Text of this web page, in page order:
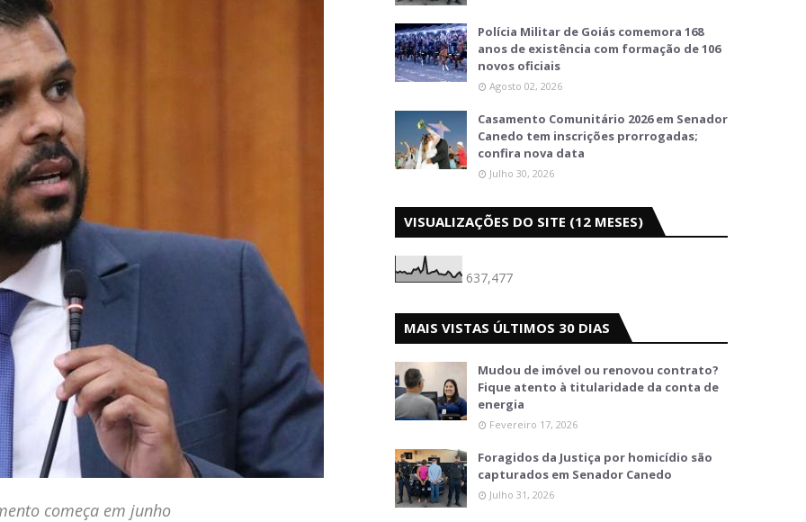
começa em junho
Polícia Militar de Goiás comemora 168
anos de existência com formação de 106
novos oficiais
Agosto 02, 2026
Casamento Comunitário 2026 em Senador
Canedo tem inscrições prorrogadas;
confira nova data
Julho 30, 2026
VISUALIZAÇÕES DO SITE (12 MESES)
637,477
MAIS VISTAS ÚLTIMOS 30 DIAS
Mudou de imóvel ou renovou contrato?
Fique atento à titularidade da conta de
energia
Fevereiro 17, 2026
Foragidos da Justiça por homicídio são
capturados em Senador Canedo
Julho 31, 2026